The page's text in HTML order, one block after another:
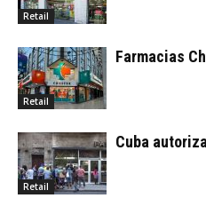
Retail
Retail
Farmacias
Retail
Cuba